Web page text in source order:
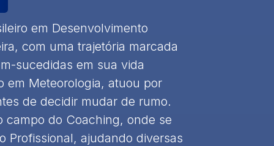
em Desenvolvimento
com uma trajetória marcada
sucedidas em sua vida
em Meteorologia, atuou por
de decidir mudar de rumo.
campo do Coaching, onde se
Profissional, ajudando diversas